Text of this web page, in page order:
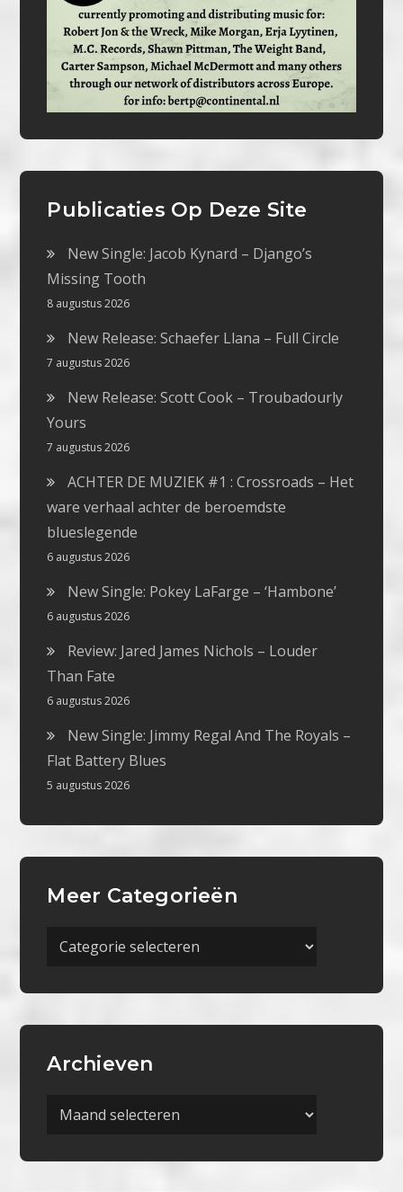
Publicaties Op Deze Site
New Single: Jacob Kynard – Django’s
Missing Tooth
8 augustus 2026
New Release: Schaefer Llana – Full Circle
7 augustus 2026
New Release: Scott Cook – Troubadourly
Yours
7 augustus 2026
ACHTER DE MUZIEK #1 : Crossroads – Het
ware verhaal achter de beroemdste
blueslegende
6 augustus 2026
New Single: Pokey LaFarge – ‘Hambone’
6 augustus 2026
Review: Jared James Nichols – Louder
Than Fate
6 augustus 2026
New Single: Jimmy Regal And The Royals –
Flat Battery Blues
5 augustus 2026
Meer Categorieën
Meer
Archieven
Archieven